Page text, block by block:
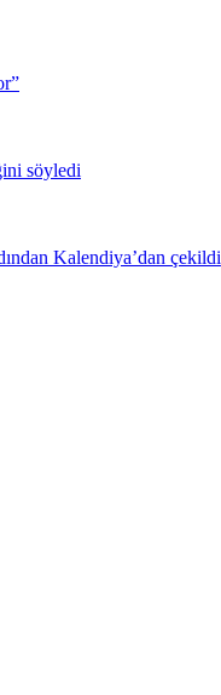
söyledi
Kalendiya’dan çekildi